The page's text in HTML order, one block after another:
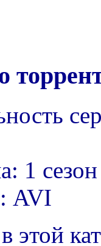
1
AVI
этой